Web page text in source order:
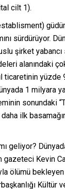
cilt 1).
sürdürüyor.
şirket yabancı
alanındaki
yüzde
1 milyara
sonundaki
ilk
geliyor?
gazeteci Kevin
ölümü
Kültür